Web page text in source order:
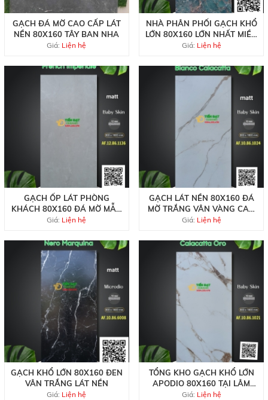
GẠCH ĐÁ MỜ CAO CẤP LÁT
NỀN 80X160 TÂY BAN NHA
Giá: Liện hệ
NHÀ PHÂN PHỐI GẠCH KHỔ
LỚN 80X160 LỚN NHẤT MIỀN
NAM
Giá: Liện hệ
GẠCH ỐP LÁT PHÒNG
KHÁCH 80X160 ĐÁ MỜ MẪU
MỚI
Giá: Liện hệ
GẠCH LÁT NỀN 80X160 ĐÁ
MỜ TRẮNG VÂN VÀNG CAO
CẤP
Giá: Liện hệ
GẠCH KHỔ LỚN 80X160 ĐEN
VÂN TRẮNG LÁT NỀN
Giá: Liện hệ
TỔNG KHO GẠCH KHỔ LỚN
APODIO 80X160 TẠI LÂM
ĐỒNG
Giá: Liện hệ